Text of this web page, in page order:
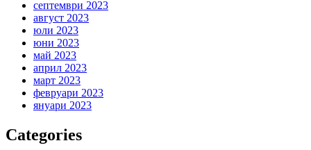
септември 2023
август 2023
юли 2023
юни 2023
май 2023
април 2023
март 2023
февруари 2023
януари 2023
Categories